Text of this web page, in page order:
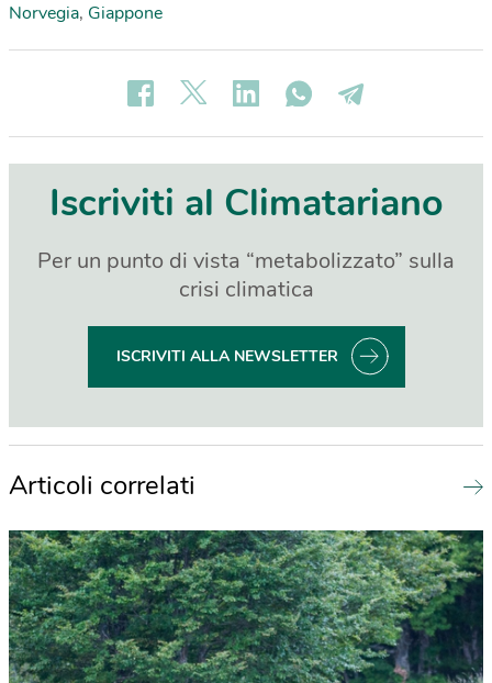
Norvegia, Giappone
Iscriviti al Climatariano
Per un punto di vista “metabolizzato” sulla
crisi climatica
ISCRIVITI ALLA NEWSLETTER
Articoli correlati